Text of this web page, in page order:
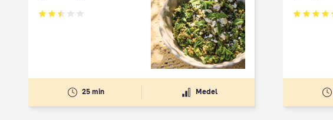
Betyg: 2.5 av 5
25 min Medel
Betyg: